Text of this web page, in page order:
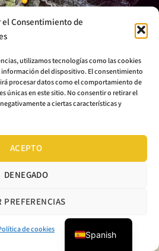
el Consentimiento de
utilizamos tecnologías como las cookies
información del dispositivo. El consentimiento
procesar datos como el comportamiento de
únicas en este sitio. No consentir o retirar el
a ciertas características y
ACEPTO
DENEGADO
PREFERENCIAS
de cookies Spanish